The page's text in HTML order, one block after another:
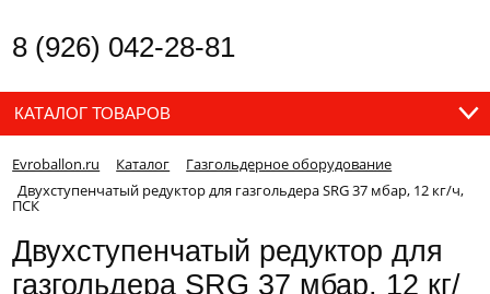
8 (926) 042-28-81
КАТАЛОГ ТОВАРОВ
Evroballon.ru Каталог
Газгольдерное оборудование
Двухступенчатый редуктор для газгольдера SRG 37 мбар, 12 кг/ч,
ПСК
Двухступенчатый редуктор для
газгольдера SRG 37 мбар, 12 кг/